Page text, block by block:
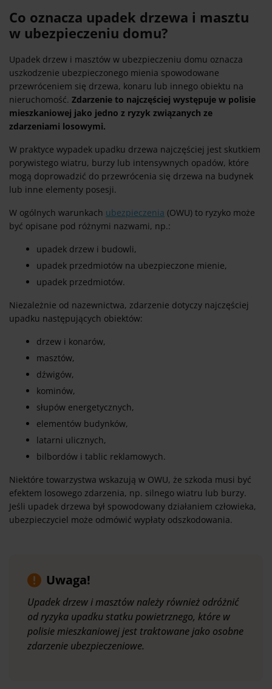
Co oznacza upadek drzewa i masztu
w ubezpieczeniu domu?
Upadek drzew i masztów w ubezpieczeniu domu oznacza
uszkodzenie ubezpieczonego mienia spowodowane
przewróceniem się drzewa, konaru lub innego obiektu na
nieruchomość. Zdarzenie to najczęściej występuje w polisie
mieszkaniowej jako jedno z ryzyk związanych ze
zdarzeniami losowymi.
W praktyce wypadek upadku drzewa najczęściej jest skutkiem
porywistego wiatru, burzy lub intensywnych opadów, które
mogą doprowadzić do przewrócenia się drzewa na budynek
lub inne elementy posesji.
W ogólnych warunkach ubezpieczenia (OWU) to ryzyko może
być opisane pod różnymi nazwami, np.:
upadek drzew i budowli,
upadek przedmiotów na ubezpieczone mienie,
upadek przedmiotów.
Niezależnie od nazewnictwa, zdarzenie dotyczy najczęściej
upadku następujących obiektów:
drzew i konarów,
masztów,
dźwigów,
kominów,
słupów energetycznych,
elementów budynków,
latarni ulicznych,
bilbordów i tablic reklamowych.
Niektóre towarzystwa wskazują w OWU, że szkoda musi być
efektem losowego zdarzenia, np. silnego wiatru lub burzy.
Jeśli upadek drzewa był spowodowany działaniem człowieka,
ubezpieczyciel może odmówić wypłaty odszkodowania.
Uwaga!
Upadek drzew i masztów należy również odróżnić
od ryzyka upadku statku powietrznego, które w
polisie mieszkaniowej jest traktowane jako osobne
zdarzenie ubezpieczeniowe.